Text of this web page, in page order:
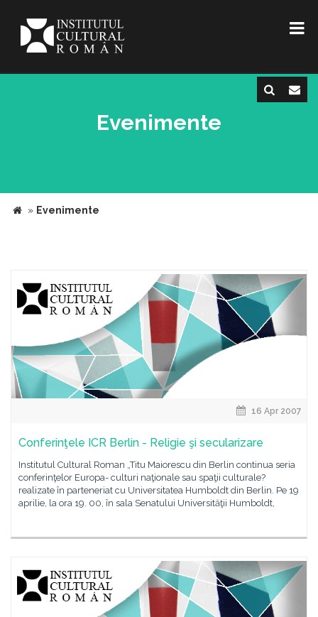
Evenimente
» Evenimente
16 Apr 2007
Conferinţele ICR Berlin - Religie şi secularizare
Institutul Cultural Roman „Titu Maiorescu din Berlin continua seria
conferinţelor Europa- culturi naţionale sau spaţii culturale?
realizate în parteneriat cu Universitatea Humboldt din Berlin. Pe 19
aprilie, la ora 19. 00, în sala Senatului Universităţii Humboldt,